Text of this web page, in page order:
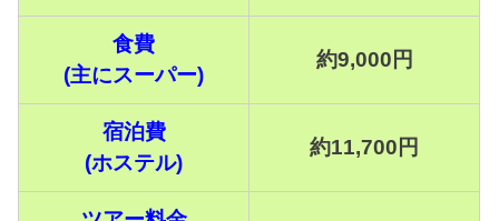
食費
(主にスーパー)
約9,000円
宿泊費
(ホステル)
約11,700円